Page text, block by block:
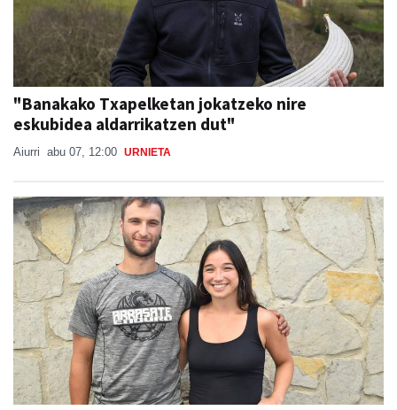
"Banakako Txapelketan jokatzeko nire
eskubidea aldarrikatzen dut"
Aiurri abu 07, 12:00 URNIETA